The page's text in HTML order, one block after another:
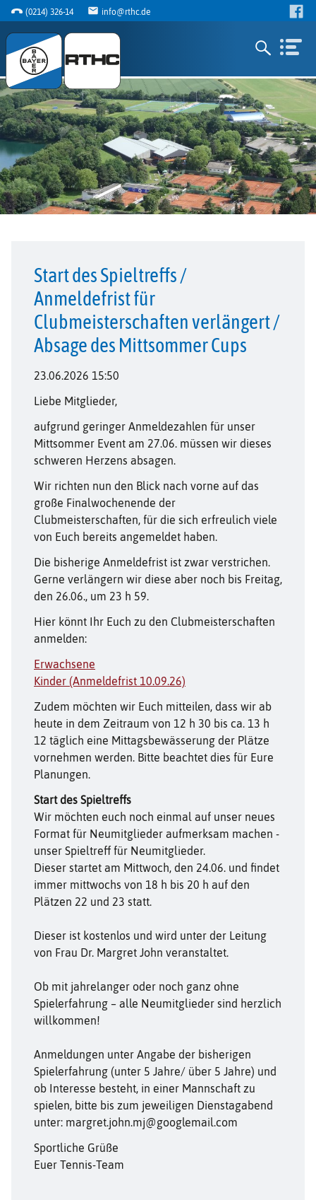
(0214) 326-14 info@rthc.de
Start des Spieltreffs /
Anmeldefrist für
Clubmeisterschaften verlängert /
Absage des Mittsommer Cups
23.06.2026 15:50
Liebe Mitglieder,
aufgrund geringer Anmeldezahlen für unser
Mittsommer Event am 27.06. müssen wir dieses
schweren Herzens absagen.
Wir richten nun den Blick nach vorne auf das
große Finalwochenende der
Clubmeisterschaften, für die sich erfreulich viele
von Euch bereits angemeldet haben.
Die bisherige Anmeldefrist ist zwar verstrichen.
Gerne verlängern wir diese aber noch bis Freitag,
den 26.06., um 23 h 59.
Hier könnt Ihr Euch zu den Clubmeisterschaften
anmelden:
Erwachsene
Kinder (Anmeldefrist 10.09.26)
Zudem möchten wir Euch mitteilen, dass wir ab
heute in dem Zeitraum von 12 h 30 bis ca. 13 h
12 täglich eine Mittagsbewässerung der Plätze
vornehmen werden. Bitte beachtet dies für Eure
Planungen.
Start des Spieltreffs
Wir möchten euch noch einmal auf unser neues
Format für Neumitglieder aufmerksam machen -
unser Spieltreff für Neumitglieder.
Dieser startet am Mittwoch, den 24.06. und findet
immer mittwochs von 18 h bis 20 h auf den
Plätzen 22 und 23 statt.
Dieser ist kostenlos und wird unter der Leitung
von Frau Dr. Margret John veranstaltet.
Ob mit jahrelanger oder noch ganz ohne
Spielerfahrung – alle Neumitglieder sind herzlich
willkommen!
Anmeldungen unter Angabe der bisherigen
Spielerfahrung (unter 5 Jahre/ über 5 Jahre) und
ob Interesse besteht, in einer Mannschaft zu
spielen, bitte bis zum jeweiligen Dienstagabend
unter: margret.john.mj@googlemail.com
Sportliche Grüße
Euer Tennis-Team